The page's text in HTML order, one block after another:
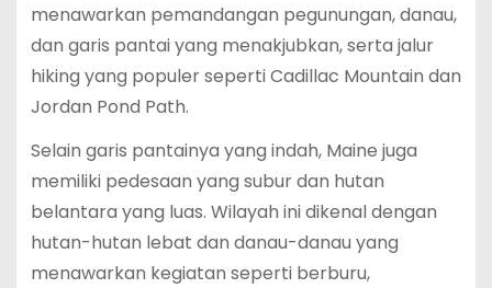
menawarkan pemandangan pegunungan, danau,
dan garis pantai yang menakjubkan, serta jalur
hiking yang populer seperti Cadillac Mountain dan
Jordan Pond Path.
Selain garis pantainya yang indah, Maine juga
memiliki pedesaan yang subur dan hutan
belantara yang luas. Wilayah ini dikenal dengan
hutan-hutan lebat dan danau-danau yang
menawarkan kegiatan seperti berburu,